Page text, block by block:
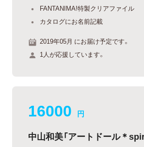
FANTANIMA!特製クリアファイル
カタログにお名前記載
2019年05月 にお届け予定です。
1人が応援しています。
16000 円
中山和美「アートドール＊